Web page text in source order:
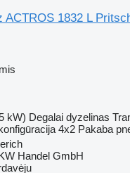
ACTROS 1832 L
kW) Degalai dyzelinas
4x2 Pakaba
Handel GmbH